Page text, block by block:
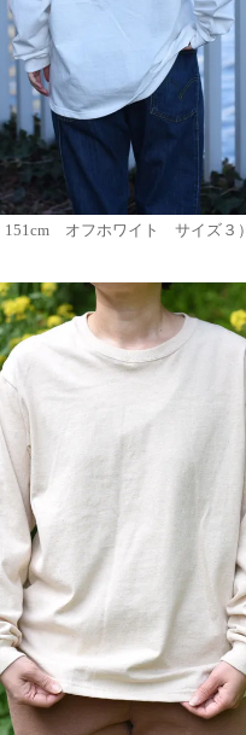
151cm オフホワイト サイズ３）